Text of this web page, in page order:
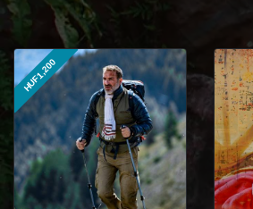
HUF1,200